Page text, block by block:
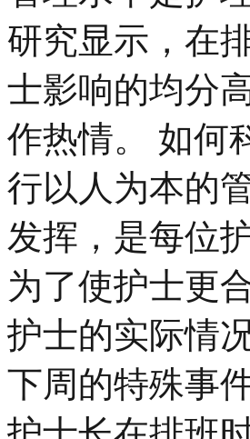
研究显示，在
士影响的均分
作热情。 如何
行以人为本的
发挥，是每位
为了使护士更
护士的实际情
下周的特殊事